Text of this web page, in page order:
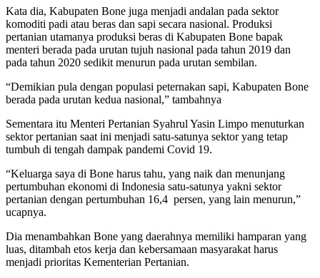
Kata dia, Kabupaten Bone juga menjadi andalan pada sektor
komoditi padi atau beras dan sapi secara nasional. Produksi
pertanian utamanya produksi beras di Kabupaten Bone bapak
menteri berada pada urutan tujuh nasional pada tahun 2019 dan
pada tahun 2020 sedikit menurun pada urutan sembilan.
“Demikian pula dengan populasi peternakan sapi, Kabupaten Bone
berada pada urutan kedua nasional,” tambahnya
Sementara itu Menteri Pertanian Syahrul Yasin Limpo menuturkan
sektor pertanian saat ini menjadi satu-satunya sektor yang tetap
tumbuh di tengah dampak pandemi Covid 19.
“Keluarga saya di Bone harus tahu, yang naik dan menunjang
pertumbuhan ekonomi di Indonesia satu-satunya yakni sektor
pertanian dengan pertumbuhan 16,4 persen, yang lain menurun,”
ucapnya.
Dia menambahkan Bone yang daerahnya memiliki hamparan yang
luas, ditambah etos kerja dan kebersamaan masyarakat harus
menjadi prioritas Kementerian Pertanian.